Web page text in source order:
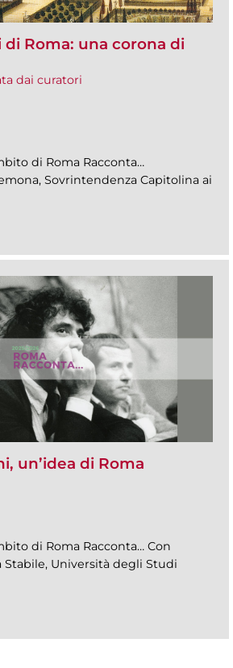
Roma: una corona di
dai curatori
di Roma Racconta…
Sovrintendenza Capitolina ai
un’idea di Roma
di Roma Racconta… Con
Stabile, Università degli Studi